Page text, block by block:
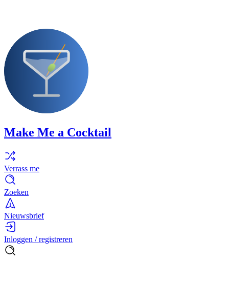
Make Me a Cocktail
Verrass me
Zoeken
Nieuwsbrief
Inloggen / registreren